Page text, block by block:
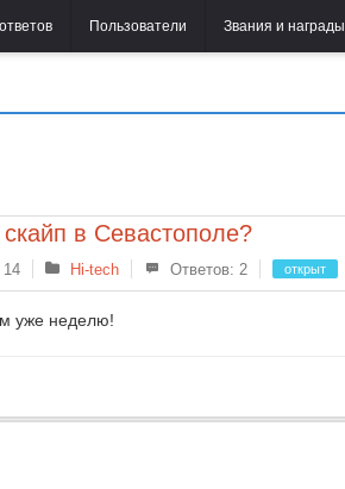
Пользователи Звания и награды
в Севастополе?
14 Hi-tech Ответов: 2 открыт
уже неделю!